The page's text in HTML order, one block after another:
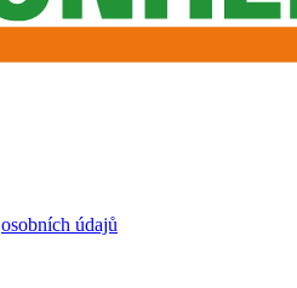
osobních údajů